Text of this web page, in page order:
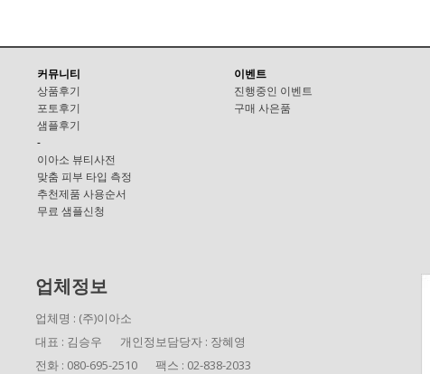
커뮤니티
상품후기
포토후기
샘플후기
-
이아소 뷰티사전
맞춤 피부 타입 측정
추천제품 사용순서
무료 샘플신청
이벤트
진행중인 이벤트
구매 사은품
업체정보
업체명 : (주)이아소
대표 : 김승우
개인정보담당자 : 장혜영
전화 : 080-695-2510
팩스 : 02-838-2033